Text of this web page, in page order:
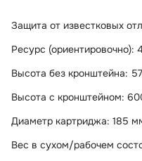
Защита от известковых
Ресурс (ориентировочно):
Высота без кронштейна:
Высота с кронштейном:
Диаметр картриджа: 185
Вес в сухом/рабочем